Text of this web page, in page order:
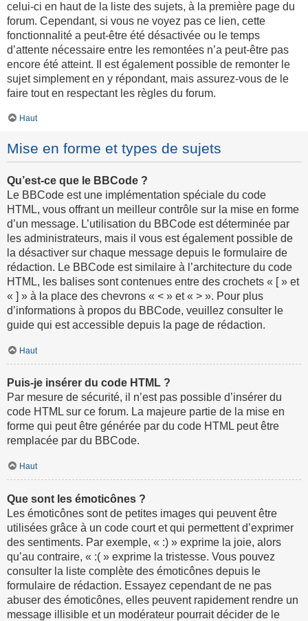
celui-ci en haut de la liste des sujets, à la première page du
forum. Cependant, si vous ne voyez pas ce lien, cette
fonctionnalité a peut-être été désactivée ou le temps
d’attente nécessaire entre les remontées n’a peut-être pas
encore été atteint. Il est également possible de remonter le
sujet simplement en y répondant, mais assurez-vous de le
faire tout en respectant les règles du forum.
Haut
Mise en forme et types de sujets
Qu’est-ce que le BBCode ?
Le BBCode est une implémentation spéciale du code
HTML, vous offrant un meilleur contrôle sur la mise en forme
d’un message. L’utilisation du BBCode est déterminée par
les administrateurs, mais il vous est également possible de
la désactiver sur chaque message depuis le formulaire de
rédaction. Le BBCode est similaire à l’architecture du code
HTML, les balises sont contenues entre des crochets « [ » et
« ] » à la place des chevrons « < » et « > ». Pour plus
d’informations à propos du BBCode, veuillez consulter le
guide qui est accessible depuis la page de rédaction.
Haut
Puis-je insérer du code HTML ?
Par mesure de sécurité, il n’est pas possible d’insérer du
code HTML sur ce forum. La majeure partie de la mise en
forme qui peut être générée par du code HTML peut être
remplacée par du BBCode.
Haut
Que sont les émoticônes ?
Les émoticônes sont de petites images qui peuvent être
utilisées grâce à un code court et qui permettent d’exprimer
des sentiments. Par exemple, « :) » exprime la joie, alors
qu’au contraire, « :( » exprime la tristesse. Vous pouvez
consulter la liste complète des émoticônes depuis le
formulaire de rédaction. Essayez cependant de ne pas
abuser des émoticônes, elles peuvent rapidement rendre un
message illisible et un modérateur pourrait décider de le